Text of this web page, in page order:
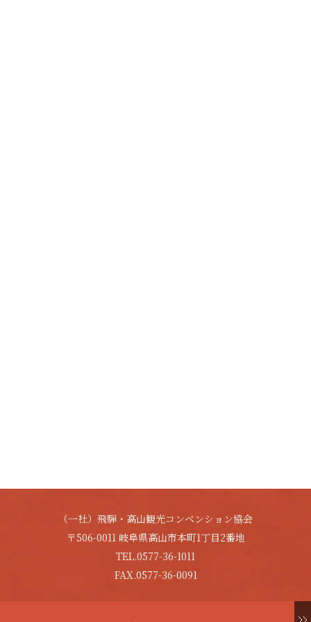
（一社）飛騨・高山観光コンベンション協会
〒506-0011 岐阜県高山市本町1丁目2番地
TEL.0577-36-1011
FAX.0577-36-0091